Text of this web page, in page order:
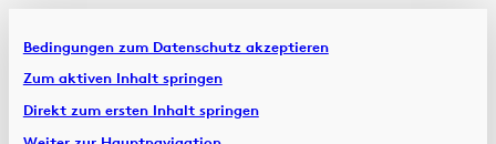
Bedingungen zum Datenschutz akzeptieren
Zum aktiven Inhalt springen
Direkt zum ersten Inhalt springen
Artikel & Dossiers
Chronik